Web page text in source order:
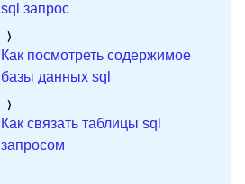
sql запрос
Как посмотреть содержимое
базы данных sql
Как связать таблицы sql
запросом